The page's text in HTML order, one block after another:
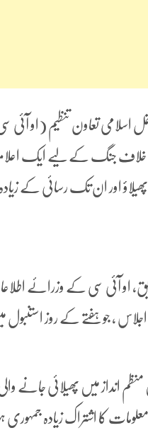
اسلامی تعاون تنظیم (او
خلاف جنگ کے لیے ایک
اور ان تک رسائی کے
او آئی سی کے وزرائے
اجلاس ، جو ہفتے کے روز استنبول
انداز میں پھیلائی جانے والی
کا اشتراک زیادہ جمہوری